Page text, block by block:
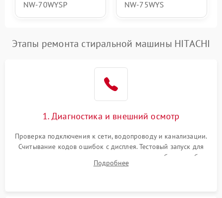
NW-70WYSP
NW-75WYS
Этапы ремонта стиральной машины HITACHI
1. Диагностика и внешний осмотр
Проверка подключения к сети, водопроводу и канализации.
Считывание кодов ошибок с дисплея. Тестовый запуск для
выявления посторонних шумов, протечек или сбоев в работе
электронного модуля управления.
Подробнее